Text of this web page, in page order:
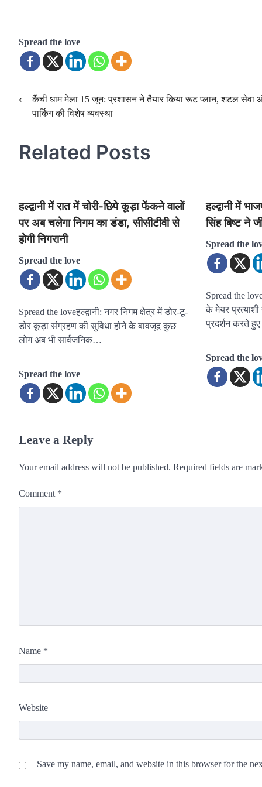
Spread the love
Post
navigation
⟵कैंची धाम मेला 15 जून: प्रशासन ने तैयार किया रूट प्लान, शटल सेवा
पार्किंग की विशेष व्यवस्था
Related Posts
हल्द्वानी में रात में चोरी-छिपे कूड़ा फेंकने वालों
पर अब चलेगा निगम का डंडा, सीसीटीवी से
होगी निगरानी
Spread the love
Spread the loveहल्द्वानी: नगर निगम क्षेत्र में डोर-टू-
डोर कूड़ा संग्रहण की सुविधा होने के बावजूद कुछ
लोग अब भी सार्वजनिक…
Spread the love
हल्द्वानी में
सिंह बिष्ट ने
Spread the
Spread the
के मेयर प्रत्याशी
प्रदर्शन करते
Spread the
Leave a Reply
Your email address will not be published. Required fields are
Comment *
Name *
Website
Save my name, email, and website in this browser for the